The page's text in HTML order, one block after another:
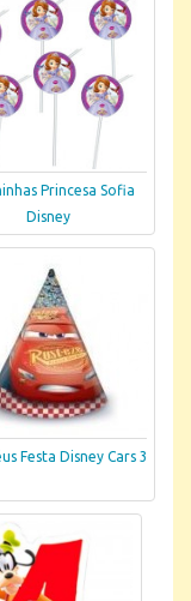
Princesa Sofia
Disney
Festa Disney Cars 3